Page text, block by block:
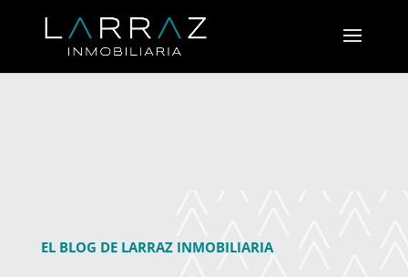
EL BLOG DE LARRAZ INMOBILIARIA